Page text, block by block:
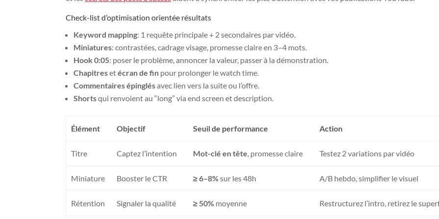
Check-list d’optimisation orientée résultats
Keyword mapping: 1 requête principale + 2 secondaires par vidéo.
Miniatures: contrastées, cadrage visage, promesse claire en 3–4 mots.
Hook 0:05: poser le problème, annoncer la valeur, passer à la démonstration.
Chapitresetécran de fin pour prolonger le watch time.
Commentaires épinglésavec lien vers la suite ou l’offre.
Shortsqui renvoient au “long” via end screen et description.
Élément Objectif Seuil de performance Action
Titre Captez l’intention Mot-clé en tête , promesse claire Testez 2 variations par vidéo
Miniature Booster le CTR ≥ 6–8%sur les 48h A/B hebdo, simplifier le visuel
Rétention Signaler la qualité ≥ 50%moyenne Restructurez l’intro, retirez le